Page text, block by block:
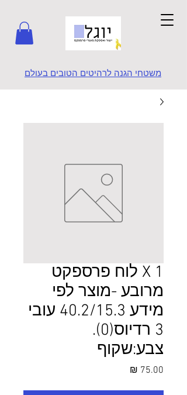
משטחי הגנה לרהיטים הטובים בעולם
1 X לוח פרספקט
מרובע -מוצר לפי
מידע 40.2/15.3 עובי
3 רדיוס(0).
צבע:שקוף